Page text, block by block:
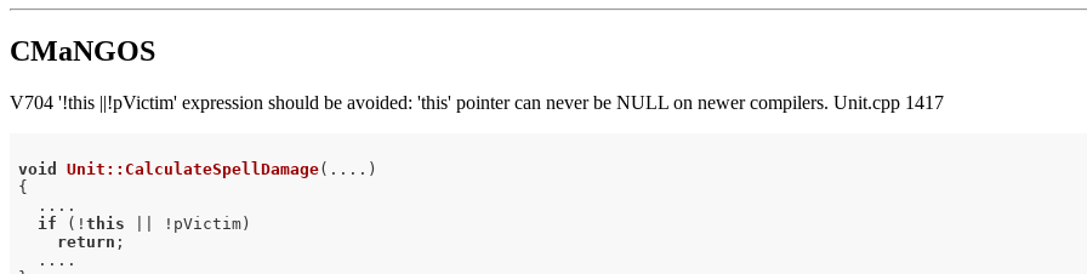
CMaNGOS
V704 '!this ||!pVictim' expression should be avoided: 'this' pointer can never be NULL on newer compilers. Unit.cpp 1417
void Unit::CalculateSpellDamage(....)
{
  ....
if (! this || !pVictim)
return ;
  ....